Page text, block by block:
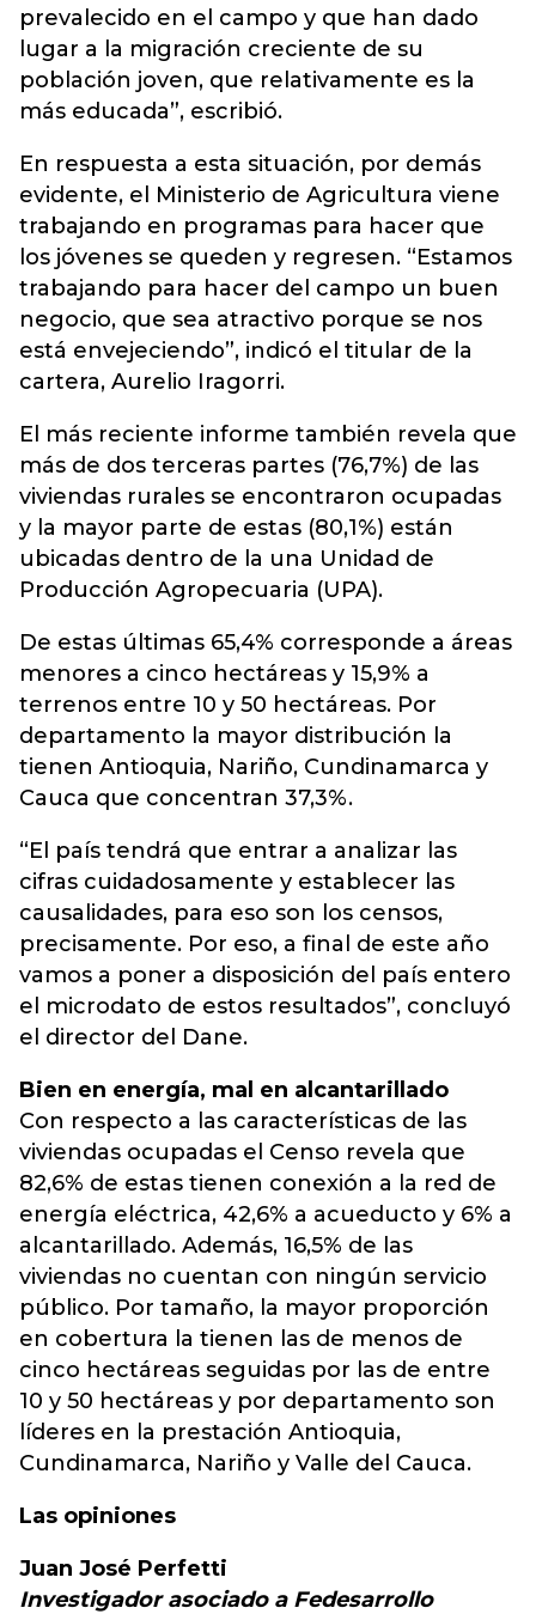
prevalecido en el campo y que han dado
lugar a la migración creciente de su
población joven, que relativamente es la
más educada”, escribió.
En respuesta a esta situación, por demás
evidente, el Ministerio de Agricultura viene
trabajando en programas para hacer que
los jóvenes se queden y regresen. “Estamos
trabajando para hacer del campo un buen
negocio, que sea atractivo porque se nos
está envejeciendo”, indicó el titular de la
cartera, Aurelio Iragorri.
El más reciente informe también revela que
más de dos terceras partes (76,7%) de las
viviendas rurales se encontraron ocupadas
y la mayor parte de estas (80,1%) están
ubicadas dentro de la una Unidad de
Producción Agropecuaria (UPA).
De estas últimas 65,4% corresponde a áreas
menores a cinco hectáreas y 15,9% a
terrenos entre 10 y 50 hectáreas. Por
departamento la mayor distribución la
tienen Antioquia, Nariño, Cundinamarca y
Cauca que concentran 37,3%.
“El país tendrá que entrar a analizar las
cifras cuidadosamente y establecer las
causalidades, para eso son los censos,
precisamente. Por eso, a final de este año
vamos a poner a disposición del país entero
el microdato de estos resultados”, concluyó
el director del Dane.
Bien en energía, mal en alcantarillado
Con respecto a las características de las
viviendas ocupadas el Censo revela que
82,6% de estas tienen conexión a la red de
energía eléctrica, 42,6% a acueducto y 6% a
alcantarillado. Además, 16,5% de las
viviendas no cuentan con ningún servicio
público. Por tamaño, la mayor proporción
en cobertura la tienen las de menos de
cinco hectáreas seguidas por las de entre
10 y 50 hectáreas y por departamento son
líderes en la prestación Antioquia,
Cundinamarca, Nariño y Valle del Cauca.
Las opiniones
Juan José Perfetti
Investigador asociado a Fedesarrollo